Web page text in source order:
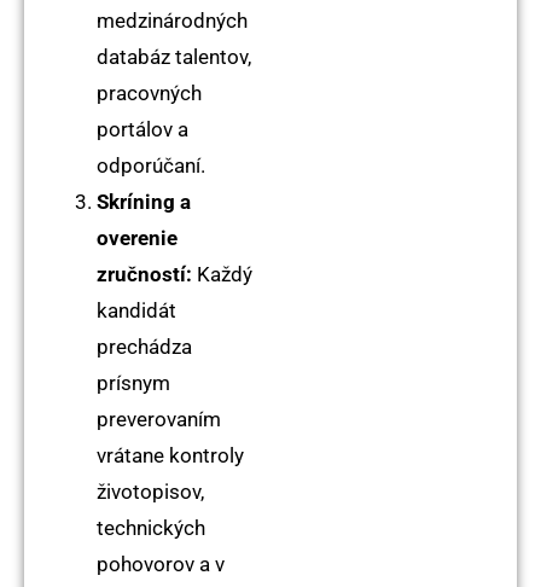
medzinárodných
databáz talentov,
pracovných
portálov a
odporúčaní.
Skríning a
overenie
zručností: Každý
kandidát
prechádza
prísnym
preverovaním
vrátane kontroly
životopisov,
technických
pohovorov a v